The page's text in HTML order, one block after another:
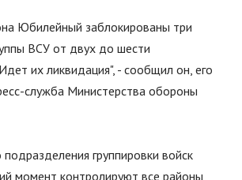
Юбилейный заблокированы три
ВСУ от двух до шести
их ликвидация", - сообщил он, его
служба Министерства обороны
группировки войск
момент контролируют все районы